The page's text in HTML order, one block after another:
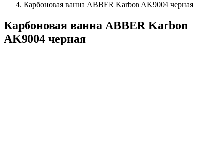
Карбоновая ванна ABBER Karbon AK9004 черная
Карбоновая ванна ABBER Karbon
AK9004 черная